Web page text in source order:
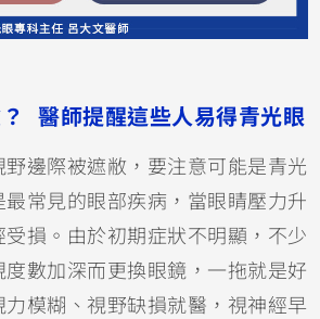
醫師提醒這些人易得青光眼
邊際被遮敝，要注意可能是青光
最常見的眼部疾病，當眼睛壓力升
損。由於初期症狀不明顯，不少
數加深而更換眼鏡，一拖就是好
模糊、視野缺損就醫，視神經早